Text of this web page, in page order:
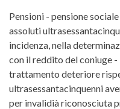
Corte
Pensioni - pensione
assoluti
incidenza, nella
con il reddito del coniuge
trattamento deteriore
ultrasessantacinquenni
per invalidià riconosciuta